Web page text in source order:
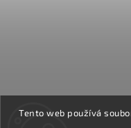
Tento web používá